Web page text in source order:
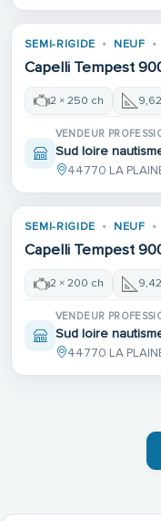
SEMI-RIGIDE NEUF
Capelli Tempest
2 × 250 ch
VENDEUR
Sud loire
44770 LA
SEMI-RIGIDE NEUF
Capelli Tempest
2 × 200 ch
VENDEUR
Sud loire
44770 LA